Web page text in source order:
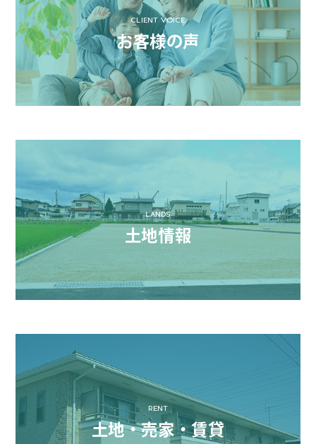
CLIENT VOICE
お客様の声
LANDS
土地情報
RENT
土地・売家・賃貸